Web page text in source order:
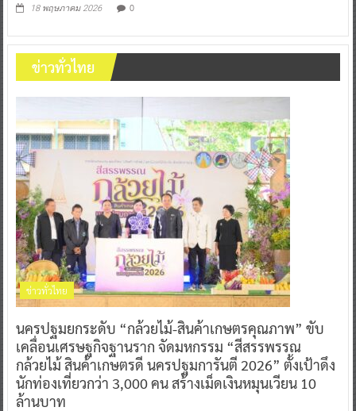
18 พฤษภาคม 2026 0
ข่าวทั่วไทย
ข่าวทั่วไทย
นครปฐมยกระดับ “กล้วยไม้-สินค้าเกษตรคุณภาพ” ขับ
เคลื่อนเศรษฐกิจฐานราก จัดมหกรรม “สีสรรพรรณ
กล้วยไม้ สินค้าเกษตรดี นครปฐมการันตี 2026” ตั้งเป้าดึง
นักท่องเที่ยวกว่า 3,000 คน สร้างเม็ดเงินหมุนเวียน 10
ล้านบาท